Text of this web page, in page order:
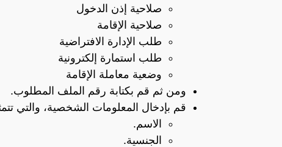
صلاحية إذن الدخول
صلاحية الإقامة
طلب الإدارة الافتراضية
طلب استمارة إلكترونية
وضعية معاملة الإقامة
ومن ثم قم بكتابة رقم الملف المطلوب.
قم بإدخال المعلومات الشخصية، والتي
الاسم.
الجنسية.